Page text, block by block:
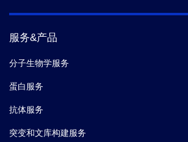
服务&产品
分子生物学服务
蛋白服务
抗体服务
突变和文库构建服务